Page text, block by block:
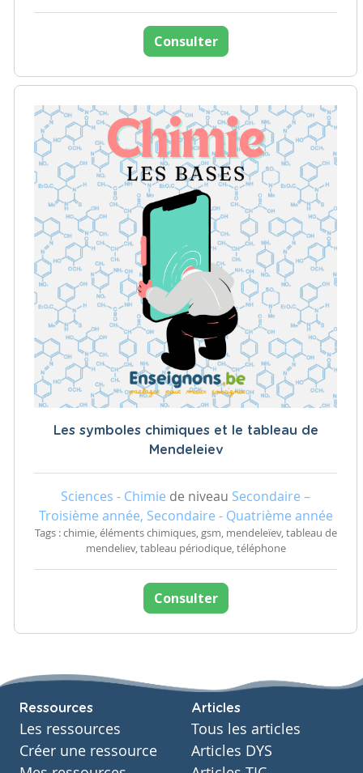
Consulter
Les symboles chimiques et le tableau de
Mendeleiev
Sciences - Chimie de niveau Secondaire –
Troisième année, Secondaire - Quatrième année
Tags : chimie, éléments chimiques, gsm, mendeleïev, tableau de
mendeliev, tableau périodique, téléphone
Consulter
Ressources
Les ressources
Créer une ressource
Articles
Tous les articles
Articles DYS